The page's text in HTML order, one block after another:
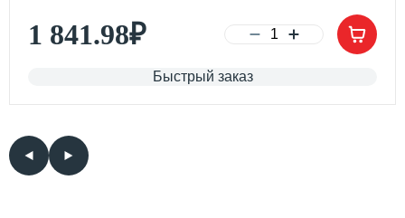
1 841.98₽
Быстрый заказ